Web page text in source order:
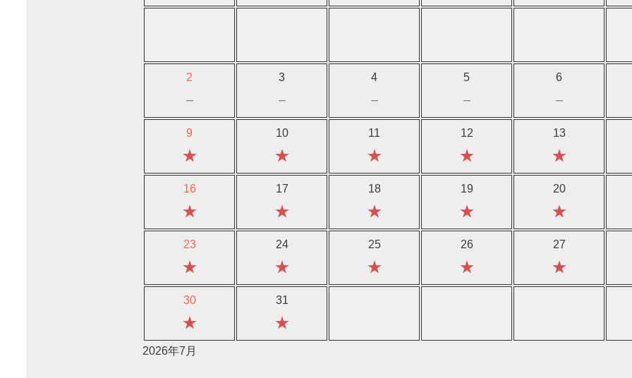
2
－
3
－
4
－
5
－
6
－
9
★
10
★
11
★
12
★
13
★
16
★
17
★
18
★
19
★
20
★
23
★
24
★
25
★
26
★
27
★
30
★
31
★
2026年7月